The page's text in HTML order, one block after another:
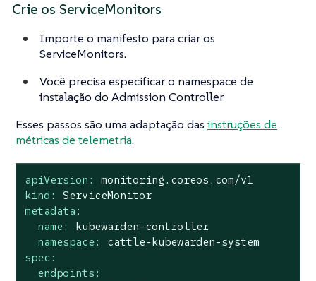
Crie os ServiceMonitors
Importe o manifesto para criar os
ServiceMonitors.
Você precisa especificar o namespace de
instalação do Admission Controller
Esses passos são uma adaptação das instruções de
métricas de telemetria.
apiVersion:
monitoring.coreos.com/v1
kind:
ServiceMonitor
metadata:
name:
kubewarden-controller
namespace:
cattle-kubewarden-system
spec:
endpoints: